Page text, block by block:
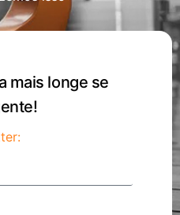
mais longe se